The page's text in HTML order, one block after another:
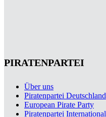
PIRATENPARTEI
Über uns
Piratenpartei Deutschland
European Pirate Party
Piratenpartei International